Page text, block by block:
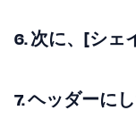
6. 次に、[シェ
7. ヘッダーに